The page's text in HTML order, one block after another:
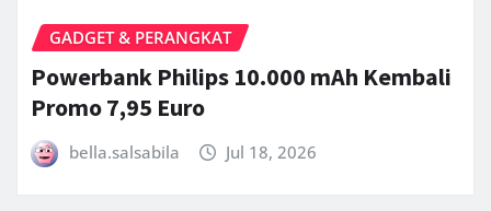
GADGET & PERANGKAT
Powerbank Philips 10.000 mAh Kembali
Promo 7,95 Euro
bella.salsabila Jul 18, 2026